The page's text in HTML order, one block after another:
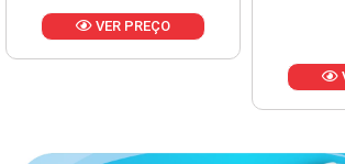
VER PREÇO
VER PREÇO